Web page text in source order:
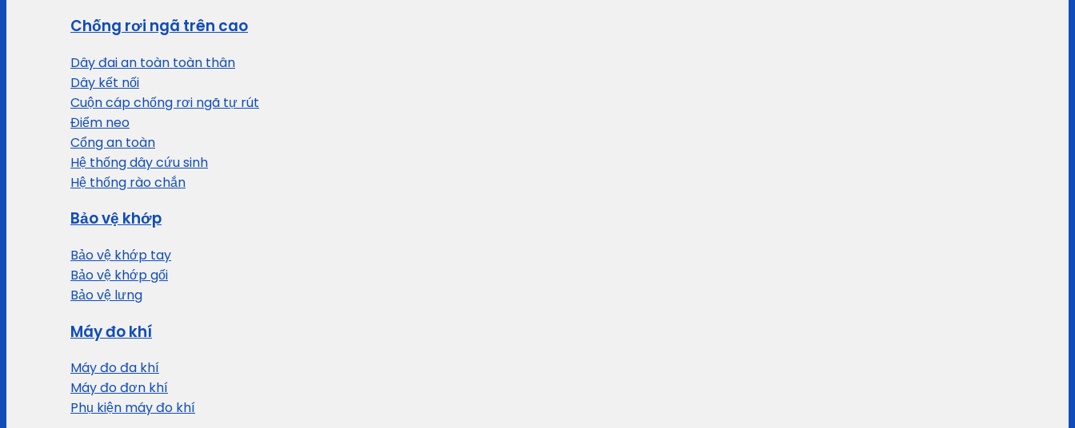
Chống rơi ngã trên cao
Dây đai an toàn toàn thân
Dây kết nối
Cuộn cáp chống rơi ngã tự rút
Điểm neo
Cổng an toàn
Hệ thống dây cứu sinh
Hệ thống rào chắn
Bảo vệ khớp
Bảo vệ khớp tay
Bảo vệ khớp gối
Bảo vệ lưng
Máy đo khí
Máy đo đa khí
Máy đo đơn khí
Phụ kiện máy đo khí